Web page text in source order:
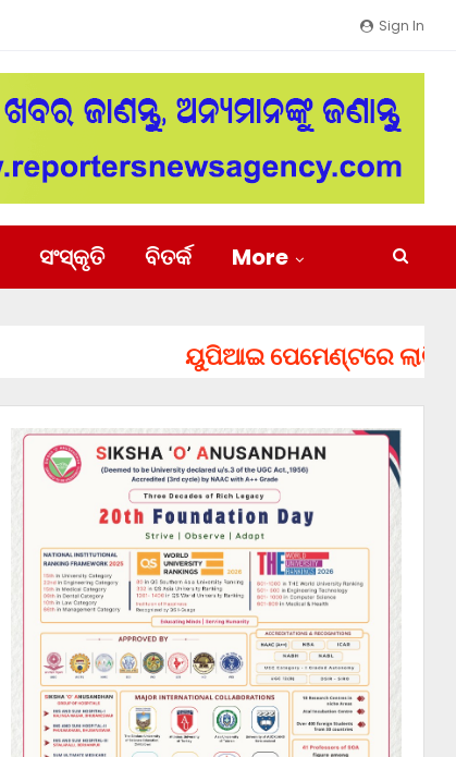
Sign In
ସଂସ୍କୃତି ବିତର୍କ More
ୟୁପିଆଇ ପେମେଣ୍ଟରେ ଲାଗିପାରେ